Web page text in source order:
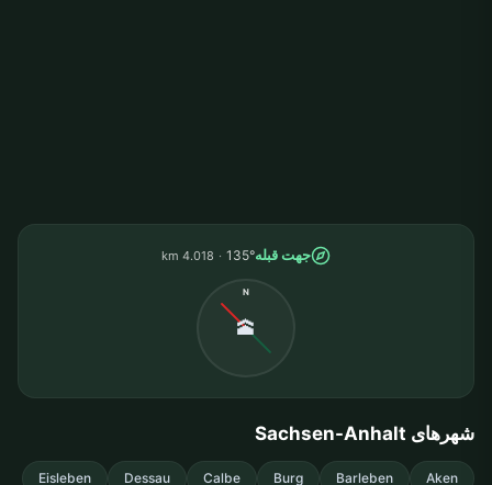
جهت قبله135°
4.018 km
N
🕋
شهرهای Sachsen-Anhalt
Aken
Barleben
Burg
Calbe
Dessau
Eisleben